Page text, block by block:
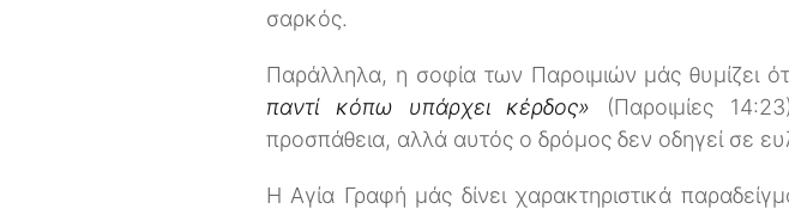
σαρκός.
Παράλληλα, η σοφία των Παροιμιών μάς θυμίζει
παντί κόπω υπάρχει κέρδος» (Παροιμίες
προσπάθεια, αλλά αυτός ο δρόμος δεν οδηγεί σε
Η Αγία Γραφή μάς δίνει χαρακτηριστικά